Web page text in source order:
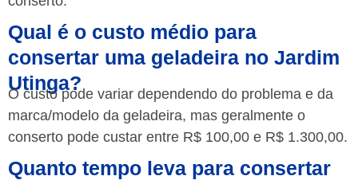
Qual é o custo médio para
consertar uma geladeira no Jardim
Utinga?
O custo pode variar dependendo do problema e da
marca/modelo da geladeira, mas geralmente o
conserto pode custar entre R$ 100,00 e R$ 1.300,00.
Quanto tempo leva para consertar